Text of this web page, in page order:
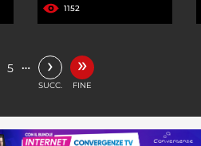
1152
5 … ›
SUCC.
»
FINE